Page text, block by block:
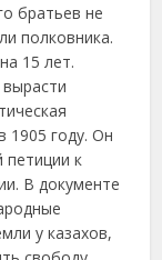
братьев не
полковника.
15 лет.
1905 году. Он
петиции к
В документе
у казахов,